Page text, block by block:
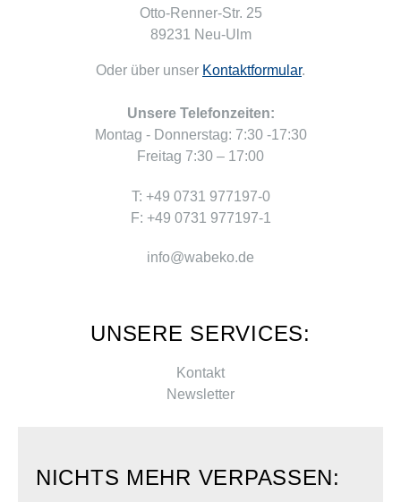
Otto-Renner-Str. 25
89231 Neu-Ulm
Oder über unser Kontaktformular.
Unsere Telefonzeiten:
Montag - Donnerstag: 7:30 -17:30
Freitag 7:30 – 17:00
T: +49 0731 977197-0
F: +49 0731 977197-1
info@wabeko.de
UNSERE SERVICES:
Kontakt
Newsletter
NICHTS MEHR VERPASSEN: